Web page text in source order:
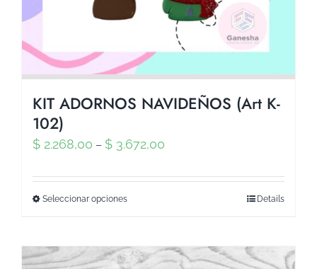
KIT ADORNOS NAVIDEÑOS (Art K-
102)
$ 2.268,00 – $ 3.672,00
Seleccionar opciones Details